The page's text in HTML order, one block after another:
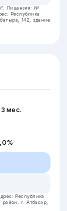
Лицензия: №
Республика
142, здание
мес.
Республика
г. Атбасар,